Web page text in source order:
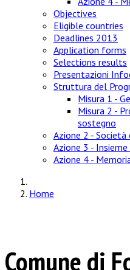
Objectives
Eligible countries
Deadlines 2013
Application forms
Selections results
Presentazioni
Struttura del
Misura 1 -
Misura 2 -
sostegno
Azione 2 -
Azione 3 -
Azione 4 -
Home
Comune di